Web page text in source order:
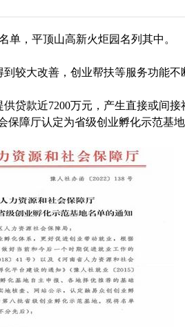
单，平顶山高新火炬园名列其中。
较大改善，创业帮扶等服务功能不
贷款近7200万元，产生直接或间
障厅认定为省级创业孵化示范基地